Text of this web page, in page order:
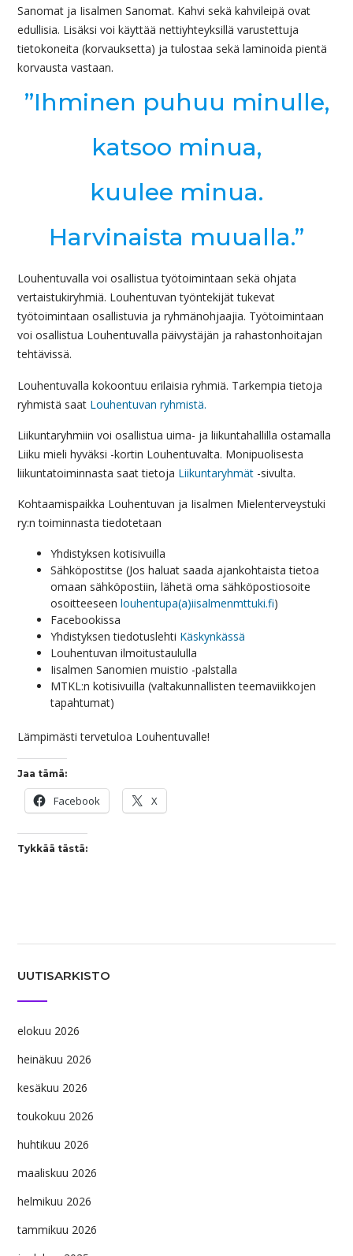
Sanomat ja Iisalmen Sanomat. Kahvi sekä kahvileipä ovat
edullisia. Lisäksi voi käyttää nettiyhteyksillä varustettuja
tietokoneita (korvauksetta) ja tulostaa sekä laminoida pientä
korvausta vastaan.
”Ihminen puhuu minulle,
katsoo minua,
kuulee minua.
Harvinaista muualla.”
Louhentuvalla voi osallistua työtoimintaan sekä ohjata
vertaistukiryhmiä. Louhentuvan työntekijät tukevat
työtoimintaan osallistuvia ja ryhmänohjaajia. Työtoimintaan
voi osallistua Louhentuvalla päivystäjän ja rahastonhoitajan
tehtävissä.
Louhentuvalla kokoontuu erilaisia ryhmiä. Tarkempia tietoja
ryhmistä saat Louhentuvan ryhmistä.
Liikuntaryhmiin voi osallistua uima- ja liikuntahallilla ostamalla
Liiku mieli hyväksi -kortin Louhentuvalta. Monipuolisesta
liikuntatoiminnasta saat tietoja Liikuntaryhmät -sivulta.
Kohtaamispaikka Louhentuvan ja Iisalmen Mielenterveystuki
ry:n toiminnasta tiedotetaan
Yhdistyksen kotisivuilla
Sähköpostitse (Jos haluat saada ajankohtaista tietoa
omaan sähköpostiin, lähetä oma sähköpostiosoite
osoitteeseen louhentupa(a)iisalmenmttuki.fi)
Facebookissa
Yhdistyksen tiedotuslehti Käskynkässä
Louhentuvan ilmoitustaululla
Iisalmen Sanomien muistio -palstalla
MTKL:n kotisivuilla (valtakunnallisten teemaviikkojen
tapahtumat)
Lämpimästi tervetuloa Louhentuvalle!
Jaa tämä:
Facebook X
Tykkää tästä:
UUTISARKISTO
elokuu 2026
heinäkuu 2026
kesäkuu 2026
toukokuu 2026
huhtikuu 2026
maaliskuu 2026
helmikuu 2026
tammikuu 2026